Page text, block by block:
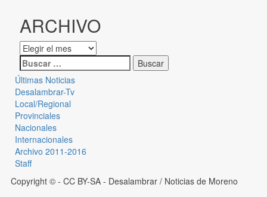
ARCHIVO
Últimas Noticias
Desalambrar-Tv
Local/Regional
Provinciales
Nacionales
Internacionales
Archivo 2011-2016
Staff
Copyright © - CC BY-SA - Desalambrar / Noticias de Moreno